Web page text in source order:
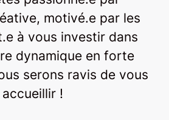
motivé.e par les
à vous investir dans
dynamique en forte
serons ravis de vous
accueillir !